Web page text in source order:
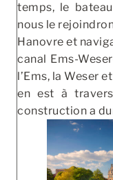
temps, le
nous le
Hanovre et
canal Ems-
l’Ems, la Weser
en est à
construction a